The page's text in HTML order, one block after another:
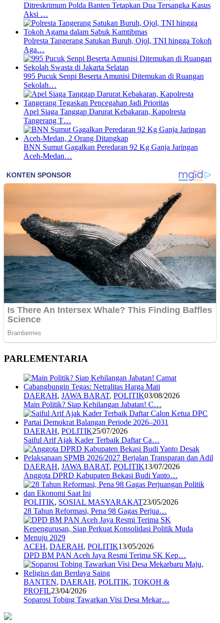
Ditreskrimum Polda Banten Tetapkan Dua Tersangka Kasus
Aksi …
Polresta Tangerang Satukan Buruh, Ojol, TNI hingga Tokoh
Aga…
995 Pucuk Senpi Beserta Amunisi Ditemukan di Ruangan
Sekolah…
Apel Siaga Tanggap Darurat Kebakaran, Kapolresta
Tangerang T…
BNN Sumut Gagalkan Peredaran 92 Kg Ganja Jaringan
Aceh-Medan…
PARLEMENTARIA
DAERAH, JAWA BARAT, POLITIK03/08/2026
Main Politik? Siap Kehilangan Jabatan! C…
DAERAH, POLITIK25/07/2026
Saiful Arif Ajak Kader Terbaik Daftar Ca…
DAERAH, JAWA BARAT, POLITIK13/07/2026
Anggota DPRD Kabupaten Bekasi Budi Yanto…
POLITIK, SOSIAL MASYARAKAT23/05/2026
28 Tahun Reformasi, Pena 98 Gagas Perjua…
ACEH, DAERAH, POLITIK13/05/2026
DPD BM PAN Aceh Jaya Resmi Terima SK Kep…
BANTEN, DAERAH, POLITIK, TOKOH &
PROFIL23/04/2026
Soparosi Tobing Tawarkan Visi Desa Mekar…